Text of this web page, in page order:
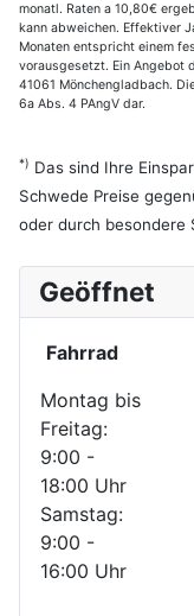
monatl. Raten a 10,80€
kann abweichen. Effektiver
Monaten entspricht einem
vorausgesetzt. Ein Angebot
41061 Mönchengladbach.
6a Abs. 4 PAngV dar.
*) Das sind Ihre
Schwede Preise
oder durch besondere
Geöffnet
Fahrrad
Montag bis
Freitag:
9:00 -
18:00 Uhr
Samstag:
9:00 -
16:00 Uhr